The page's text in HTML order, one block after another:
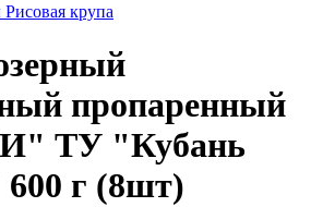
Рисовая крупа
пропаренный
ТУ "Кубань
г (8шт)